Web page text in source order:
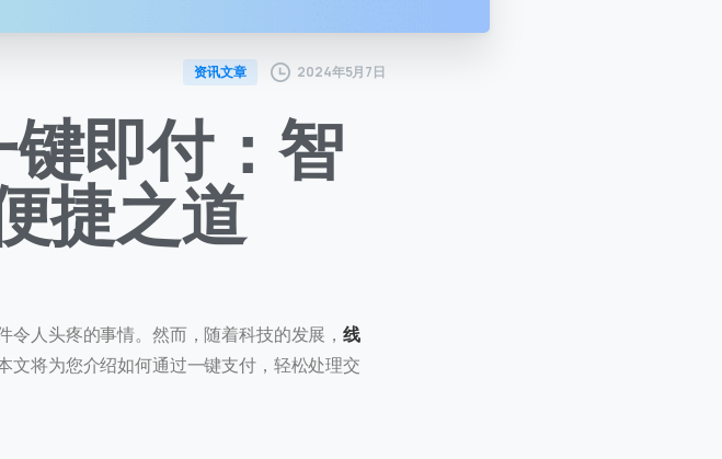
资讯文章 2024年5月7日
即付：智
捷之道
令人头疼的事情。然而，随着科技的发展，线
文将为您介绍如何通过一键支付，轻松处理交